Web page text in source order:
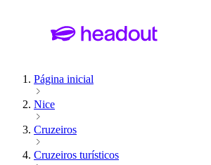
Página inicial
Nice
Cruzeiros
Cruzeiros turísticos